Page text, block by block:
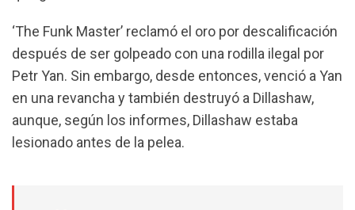
‘The Funk Master’ reclamó el oro por descalificación
después de ser golpeado con una rodilla ilegal por
Petr Yan. Sin embargo, desde entonces, venció a Yan
en una revancha y también destruyó a Dillashaw,
aunque, según los informes, Dillashaw estaba
lesionado antes de la pelea.